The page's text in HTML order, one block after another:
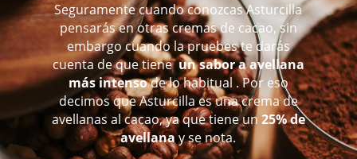
Seguramente cuando conozcas Asturcilla
pensarás en otras cremas de cacao, sin
embargo cuando la pruebes te darás
cuenta de que tieneun sabor a avellana
más intensode lo habitual . Por eso
decimos que Asturcilla es una crema de
avellanas al cacao, ya que tiene un 25% de
avellanay se nota.